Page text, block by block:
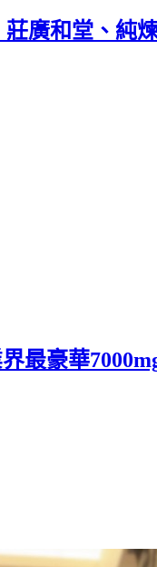
廣和堂、純
最豪華